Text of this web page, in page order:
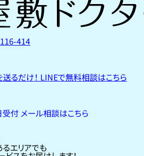
414
るだけ！ LINEで無料相談はこちら
受付 メール相談はこちら
エリアでも